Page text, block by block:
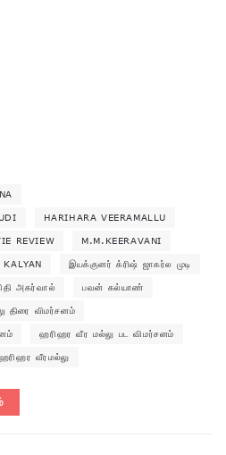
HARIHARA VEERAMALLU
REVIEW M.M.KEERAVANI
KALYAN இயக்குனர் க்ரிஷ் ஜாகர்ல முடி
அகர்வால் பவன் கல்யாண்
திரை விமர்சனம்
ஹரிஹர வீர மல்லு பட விமர்சனம்
ஹரிஹர வீரமல்லு